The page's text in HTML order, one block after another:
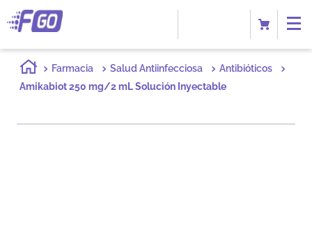
Farmacia Salud Antiinfecciosa
Antibióticos
Amikabiot 250 mg/2 mL Solución Inyectable